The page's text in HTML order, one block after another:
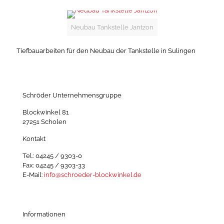
Neubau Tankstelle Jantzon
Tiefbauarbeiten für den Neubau der Tankstelle in Sulingen
Schröder Unternehmensgruppe
Blockwinkel 81
27251 Scholen
Kontakt
Tel.: 04245 / 9303-0
Fax: 04245 / 9303-33
E-Mail: info@schroeder-blockwinkel.de
Informationen